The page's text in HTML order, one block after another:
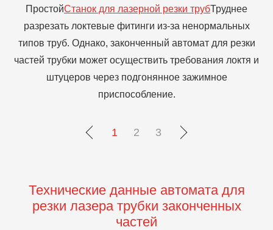
Только нужно выполнить вырезывание формы на
поверхности собрания трубки вагонетки металла. Он
имеет характеристики однородных спецификаций и
партий, что очень подходит для использования станка
для лазерной резки готовых деталей труб.
1 2 3
Технические данные автомата для
резки лазера трубки законченных
частей